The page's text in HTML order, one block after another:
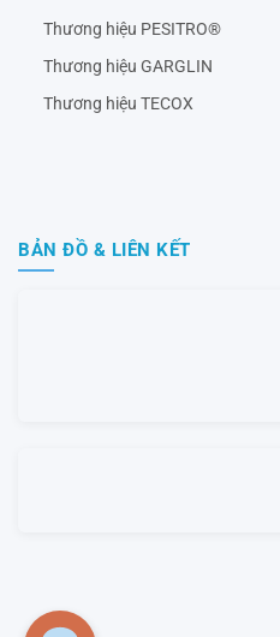
Thương hiệu PESITRO®
Thương hiệu GARGLIN
Thương hiệu TECOX
BẢN ĐỒ & LIÊN KẾT